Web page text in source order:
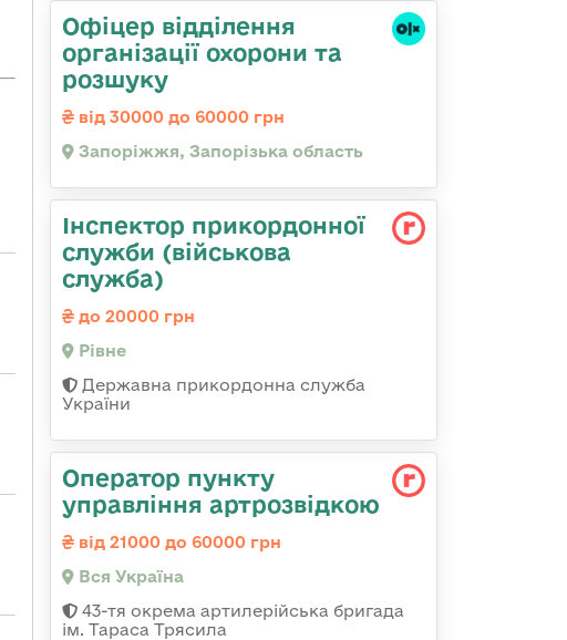
Офіцер відділення
організації охорони та
розшуку
від 30000 до 60000 грн
Запоріжжя, Запорізька область
Інспектор прикордонної
служби (військова
служба)
до 20000 грн
Рівне
Державна прикордонна служба
України
Оператор пункту
управління артрозвідкою
від 21000 до 60000 грн
Вся Україна
43-тя окрема артилерійська бригада
ім. Тараса Трясила